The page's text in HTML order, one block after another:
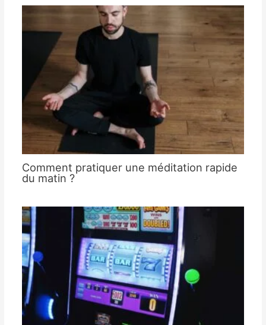
Comment pratiquer une méditation rapide
du matin ?